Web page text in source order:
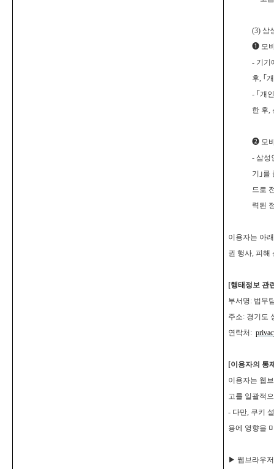
(3) 삼
❶ 모
- 기기
후, ｢
- ｢ 개
한 후,
❷ 모
- 삼성
기 ｣를
드로
력된
이용자는 아
권 행사, 피해
[행태정보 관
부서명: 법무
주소: 경기도
연락처:
[이용자의 통
이용자는 웹
고를 일괄적
- 다만, 쿠키
용에 영향을
▶ 웹브라우